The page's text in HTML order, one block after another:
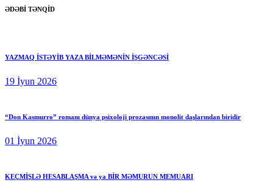
ƏDƏBİ TƏNQİD
YAZMAQ İSTƏYİB YAZA BİLMƏMƏNİN İŞGƏNCƏSİ
19 İyun 2026
“Don Kasmurro” romanı dünya psixoloji prozasının monolit daşlarından biridir
01 İyun 2026
KEÇMİŞLƏ HESABLAŞMA və ya BİR MƏMURUN MEMUARI